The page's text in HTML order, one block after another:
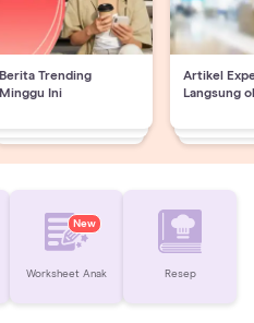
Berita Trending
Minggu Ini
Artikel
Langsung
New
Worksheet Anak Resep